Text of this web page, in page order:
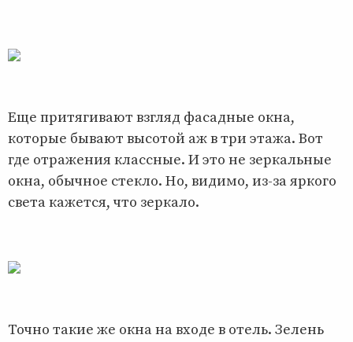
Еще притягивают взгляд фасадные окна,
которые бывают высотой аж в три этажа. Вот
где отражения классные. И это не зеркальные
окна, обычное стекло. Но, видимо, из-за яркого
света кажется, что зеркало.
Точно такие же окна на входе в отель. Зелень